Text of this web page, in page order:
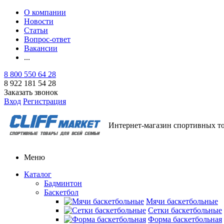
О компании
Новости
Статьи
Вопрос-ответ
Вакансии
...
8 800 550 64 28
8 922 181 54 28
Заказать звонок
Вход Регистрация
Интернет-магазин спортивных
Меню
Каталог
Бадминтон
Баскетбол
Мячи баскетбольные
Сетки баскетбольные
Форма баскетбольная